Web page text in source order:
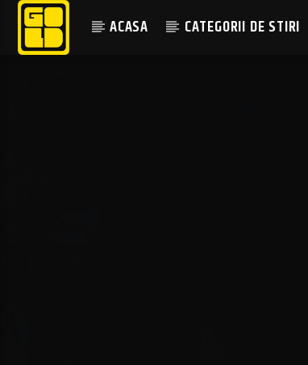
ACASA CATEGORII DE STIRI